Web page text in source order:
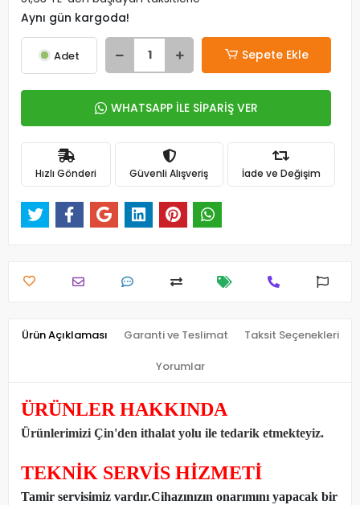
Aynı gün kargoda!
Adet Sepete Ekle
WHATSAPP İLE SİPARİŞ VER
Hızlı Gönderi Güvenli Alışveriş İade ve Değişim
Ürün Açıklaması Garanti ve Teslimat Taksit Seçenekleri
Yorumlar
ÜRÜNLER HAKKINDA
Ürünlerimizi Çin'den ithalat yolu ile tedarik etmekteyiz.
TEKNİK SERVİS HİZMETİ
Tamir servisimiz vardır.Cihazınızın onarımını yapacak bir